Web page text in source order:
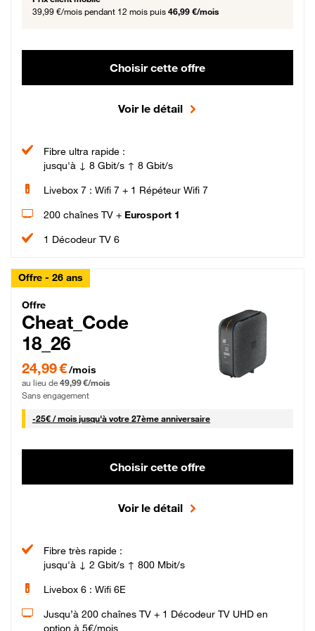
39,99 €/mois pendant 12 mois puis 46,99 €/mois
Choisir cette offre
Voir le détail
Fibre ultra rapide :
jusqu'à ↓ 8 Gbit/s ↑ 8 Gbit/s
Livebox 7 : Wifi 7 + 1 Répéteur Wifi 7
200 chaînes TV + Eurosport 1
1 Décodeur TV 6
Offre - 26 ans
Cheat_Code Fibre_18_26
Offre
Cheat_Code
18_26
24,99 € par mois pendant 0 mois puis 49,99 € par mois, Sans engagement
24,99 €/mois
au lieu de 49,99 €/mois
Sans engagement
-25€ / mois25 € par mois
jusqu'à votre 27ème anniversaire
Choisir cette offre
Voir le détail
Fibre très rapide :
jusqu'à ↓ 2 Gbit/s ↑ 800 Mbit/s
Livebox 6 : Wifi 6E
Jusqu’à 200 chaînes TV + 1 Décodeur TV UHD en
option à 5€/mois